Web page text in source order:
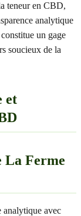
teneur en CBD,
analytique
un gage
soucieux de la
et
La Ferme
analytique avec